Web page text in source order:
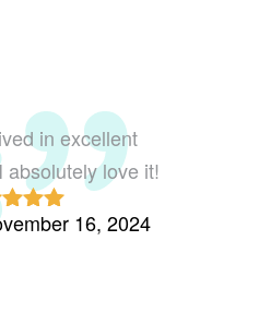
excellent
love it!
16, 2024